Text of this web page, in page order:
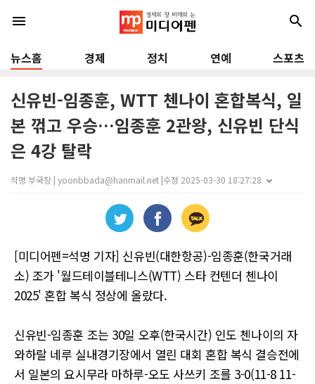
menu search
뉴스홈 경제 정치 연예 스포츠
신유빈-임종훈, WTT 첸나이 혼합복식, 일
본 꺾고 우승…임종훈 2관왕, 신유빈 단식
은 4강 탈락
석명 부국장 | yoonbbada@hanmail.net |수정 2025-03-30 18:27:28
[미디어펜=석명 기자] 신유빈(대한항공)-임종훈(한국거래
소) 조가 '월드테이블테니스(WTT) 스타 컨텐더 첸나이
2025' 혼합 복식 정상에 올랐다.
신유빈-임종훈 조는 30일 오후(한국시간) 인도 첸나이의 자
와하랄 네루 실내경기장에서 열린 대회 혼합 복식 결승전에
서 일본의 요시무라 마하루-오도 사쓰키 조를 3-0(11-8 11-